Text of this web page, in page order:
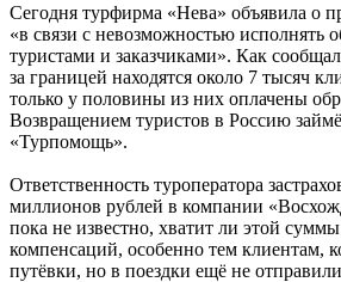
Сегодня турфирма «Нева» объявила о
«в связи с невозможностью исполнять
туристами и заказчиками». Как
за границей находятся около 7 тысяч
только у половины из них оплачены
Возвращением туристов в Россию
«Турпомощь».
Ответственность туроператора
миллионов рублей в компании
пока не известно, хватит ли этой
компенсаций, особенно тем клиентам,
путёвки, но в поездки ещё не